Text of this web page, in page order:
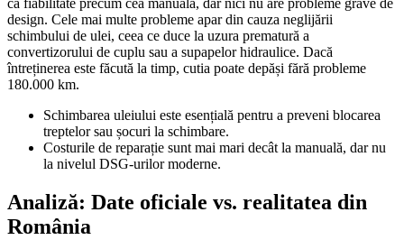
ca fiabilitate precum cea manuală, dar nici nu are probleme grave de
design. Cele mai multe probleme apar din cauza neglijării
schimbului de ulei, ceea ce duce la uzura prematură a
convertizorului de cuplu sau a supapelor hidraulice. Dacă
întreținerea este făcută la timp, cutia poate depăși fără probleme
180.000 km.
Schimbarea uleiului este esențială pentru a preveni blocarea
treptelor sau șocuri la schimbare.
Costurile de reparație sunt mai mari decât la manuală, dar nu
la nivelul DSG-urilor moderne.
Analiză: Date oficiale vs. realitatea din
România